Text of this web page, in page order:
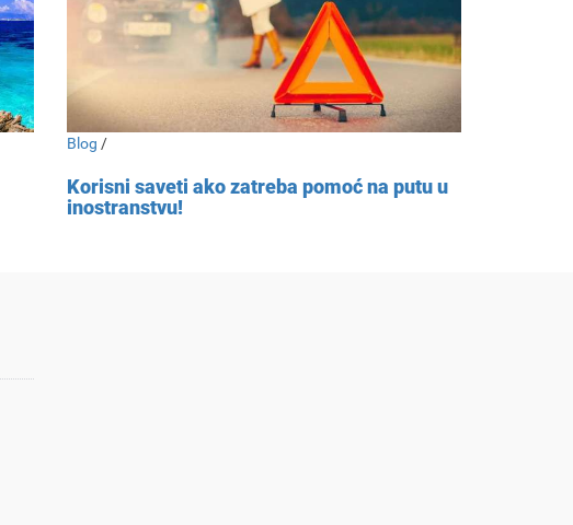
Blog /
Korisni saveti ako zatreba pomoć na putu u
inostranstvu!